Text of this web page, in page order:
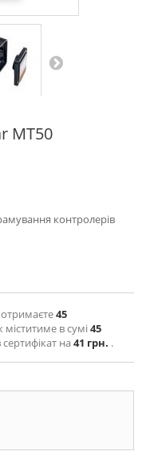
MT50
контролерів
45
в сумі45
на41 грн. .